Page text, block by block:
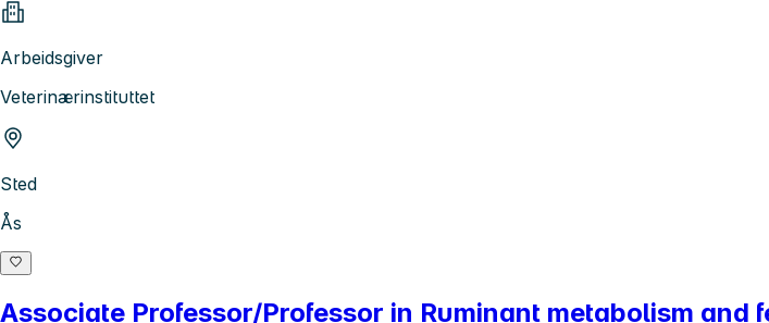
Arbeidsgiver
Veterinærinstituttet
Sted
Ås
Associate Professor/Professor in Ruminant metabolism and